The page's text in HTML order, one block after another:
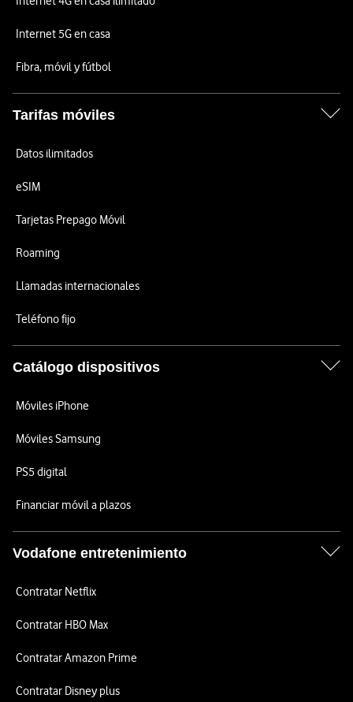
Internet 5G en casa
Fibra, móvil y fútbol
Tarifas móviles
Datos ilimitados
eSIM
Tarjetas Prepago Móvil
Roaming
Llamadas internacionales
Teléfono fijo
Catálogo dispositivos
Móviles iPhone
Móviles Samsung
PS5 digital
Financiar móvil a plazos
Vodafone entretenimiento
Contratar Netflix
Contratar HBO Max
Contratar Amazon Prime
Contratar Disney plus